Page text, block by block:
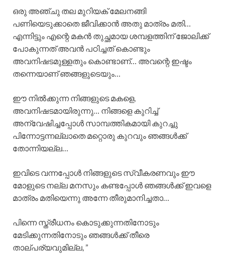
ഒരു അഞ്ചു തല മുറിയക് മേലനങ്ങി
പണിയെടുക്കാതെ ജീവിക്കാൻ അതു മാത്രം മതി…
എന്നിട്ടും എന്റെ മകൻ തുച്ഛമായ ശമ്പളത്തിന് ജോലിക്ക്
പോകുന്നത് അവൻ പഠിച്ചത് കൊണ്ടും
അവനിഷടമുള്ളതും കൊണ്ടാണ്… അവന്റെ ഇഷ്ടം
തന്നെയാണ് ഞങ്ങളുടെയും…
ഈ നിൽക്കുന്ന നിങ്ങളുടെ മകളെ,
അവനിഷടമായിരുന്നു… നിങ്ങളെ കുറിച്ച്
അന്വേഷിച്ചപ്പോൾ സാമ്പത്തികമായി കുറച്ചു
പിന്നോട്ടന്നല്ലാതെ മറ്റൊരു കുറവും ഞങ്ങൾക്ക്
തോന്നിയല്ല…
ഇവിടെ വന്നപ്പോൾ നിങ്ങളുടെ സ്വീകരണവും ഈ
മോളുടെ നല്ല മനസും കണ്ടപ്പോൾ ഞങ്ങൾക്ക് ഇവളെ
മാത്രം മതിയെന്നു അന്നേ തീരുമാനിച്ചതാ…
പിന്നെ സ്ത്രീധനം കൊടുക്കുന്നതിനോടും
മേടിക്കുന്നതിനോടും ഞങ്ങൾക്ക് തീരെ
താല്പര്യവുമില്ല, ”